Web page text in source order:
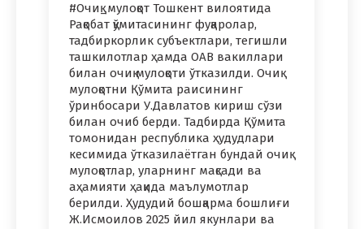
#Очиқ_мулоқот Тошкент вилоятида
Рақобат қўмитасининг фуқаролар,
тадбиркорлик субъектлари, тегишли
ташкилотлар ҳамда ОАВ вакиллари
билан очиқ мулоқоти ўтказилди. Очиқ
мулоқотни Қўмита раисининг
ўринбосари У.Давлатов кириш сўзи
билан очиб берди. Тадбирда Қўмита
томонидан республика ҳудудлари
кесимида ўтказилаётган бундай очиқ
мулоқотлар, уларнинг мақсади ва
аҳамияти ҳақида маълумотлар
берилди. Ҳудудий бошқарма бошлиғи
Ж.Исмоилов 2025 йил якунлари ва